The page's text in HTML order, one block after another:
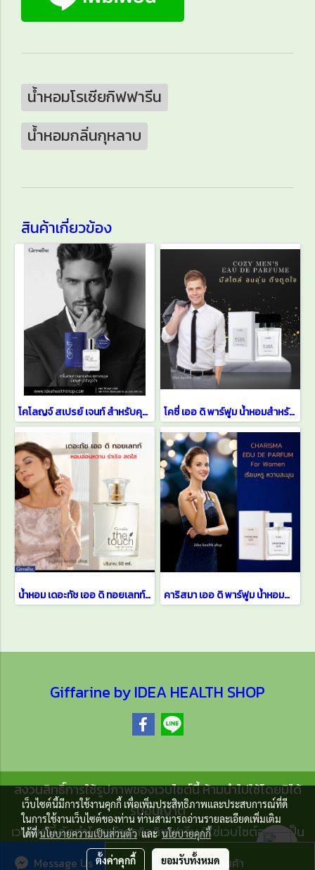
สั่งซื้อสินค้า
Message Us
น้ำหอมโรเซียกิฟฟารีน
น้ำหอมกลิ่นกุหลาบ
สินค้าเกี่ยวข้อง
โคโลญจ์ สเปรย์ เจนท์ สำหรับคุณผู้ชาย โคซี่ เออ ดิ พาร์ฟูม น้ำหอมสำหรับคุณผู้ชาย
น้ำหอม เดอะทัช เออ ดิ ทอยเลทท์ The Touch คาริสมา เออ ดิ พาร์ฟูม น้ำหอมสำหรับคุณผู้หญิง
Giffarine by IDEA HEALTH SHOP
สงวนสิทธิ์การใช้รูปภาพของเวบไซต์นี้ ห้ามนำไปใช้โดยมิได้
รับอนุญาต
เวบไซต์นี้ จัดทำโดยนักธุรกิจกิฟฟารีน มิใช่เวบไซต์อย่างเป็น
ทางการของบริษัทกิฟฟารีน สกายไลน์ ยูนิตี้
เว็บไซต์นี้มีการใช้งานคุกกี้ เพื่อเพิ่มประสิทธิภาพและประสบการณ์ที่ดี
ในการใช้งานเว็บไซต์ของท่าน ท่านสามารถอ่านรายละเอียดเพิ่มเติม
ได้ที่นโยบายความเป็นส่วนตัวและนโยบายคุกกี้
ตั้งค่าคุกกี้ ยอมรับทั้งหมด